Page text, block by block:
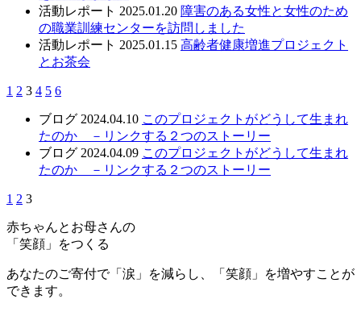
活動レポート 2025.01.20 障害のある女性と女性のため
の職業訓練センターを訪問しました
活動レポート 2025.01.15 高齢者健康増進プロジェクト
とお茶会
1 2 3 4 5 6
ブログ 2024.04.10 このプロジェクトがどうして生まれ
たのか －リンクする２つのストーリー
ブログ 2024.04.09 このプロジェクトがどうして生まれ
たのか －リンクする２つのストーリー
1 2 3
赤ちゃんとお母さんの
「笑顔」をつくる
あなたのご寄付で「涙」を減らし、「笑顔」を増やすことが
できます。